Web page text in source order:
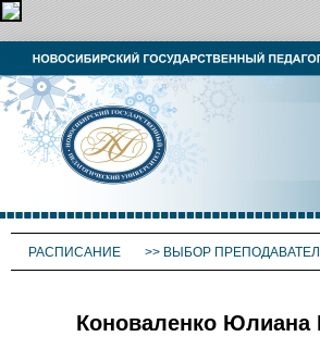
РАСПИСАНИЕ >> ВЫБОР
Коноваленко Юлиана